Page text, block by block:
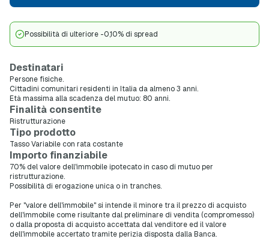
Possibilità di ulteriore -0,10% di spread
Destinatari
Persone fisiche.
Cittadini comunitari residenti in Italia da almeno 3 anni.
Età massima alla scadenza del mutuo: 80 anni.
Finalità consentite
Ristrutturazione
Tipo prodotto
Tasso Variabile con rata costante
Importo finanziabile
70% del valore dell'immobile ipotecato in caso di mutuo per
ristrutturazione.
Possibilità di erogazione unica o in tranches.
Per "valore dell'immobile" si intende il minore tra il prezzo di acquisto
dell'immobile come risultante dal preliminare di vendita (compromesso)
o dalla proposta di acquisto accettata dal venditore ed il valore
dell'immobile accertato tramite perizia disposta dalla Banca.